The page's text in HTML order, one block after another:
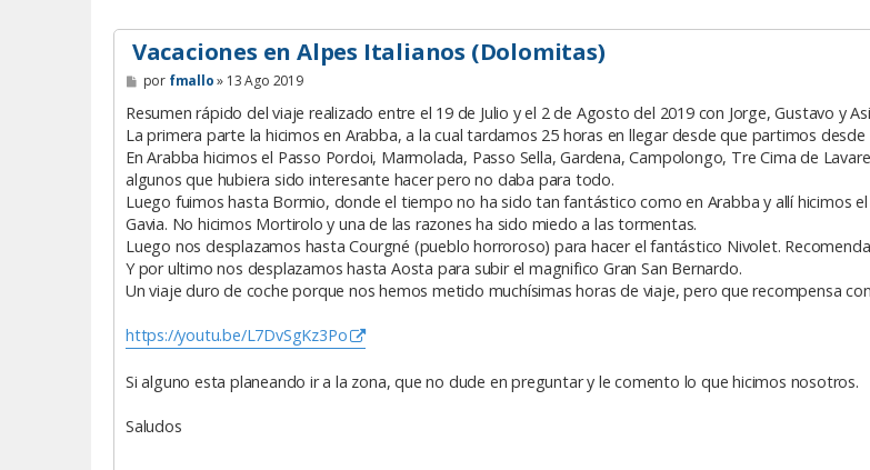
Vacaciones en Alpes Italianos (Dolomitas)
M
e
n
a
j
e
por fmallo» 13 Ago 2019
Resumen rápido del viaje realizado entre el 19 de Julio y el 2 de Agosto del 2019 con Jorge, Gustavo y
La primera parte la hicimos en Arabba, a la cual tardamos 25 horas en llegar desde que partimos desde
En Arabba hicimos el Passo Pordoi, Marmolada, Passo Sella, Gardena, Campolongo, Tre Cima de
algunos que hubiera sido interesante hacer pero no daba para todo.
Luego fuimos hasta Bormio, donde el tiempo no ha sido tan fantástico como en Arabba y allí hicimos el
Gavia. No hicimos Mortirolo y una de las razones ha sido miedo a las tormentas.
Luego nos desplazamos hasta Courgné (pueblo horroroso) para hacer el fantástico Nivolet.
Y por ultimo nos desplazamos hasta Aosta para subir el magnifico Gran San Bernardo.
Un viaje duro de coche porque nos hemos metido muchísimas horas de viaje, pero que recompensa
https://youtu.be/L7DvSgKz3Po
Si alguno esta planeando ir a la zona, que no dude en preguntar y le comento lo que hicimos nosotros.
Saludos